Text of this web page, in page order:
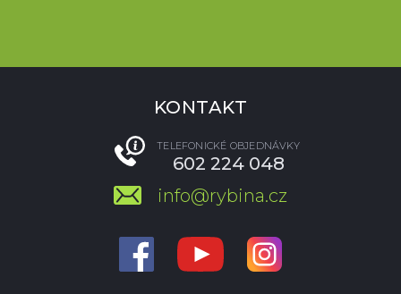
KONTAKT
TELEFONICKÉ OBJEDNÁVKY
602 224 048
info@rybina.cz